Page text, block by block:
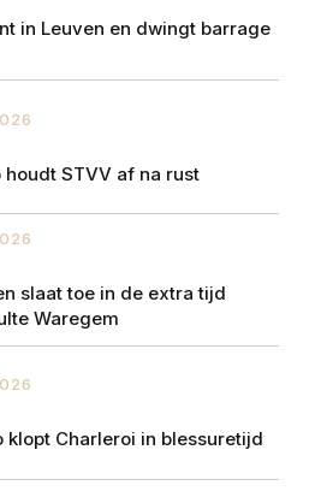
in Leuven en dwingt barrage
houdt STVV af na rust
slaat toe in de extra tijd
Waregem
klopt Charleroi in blessuretijd